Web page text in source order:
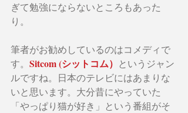
ぎて勉強にならないところもあった
り。
筆者がお勧めしているのはコメディで
す。 Sitcom (シットコム） というジャン
ルですね。日本のテレビにはあまりな
いと思います。大分昔にやっていた
「やっぱり猫が好き」という番組がそ